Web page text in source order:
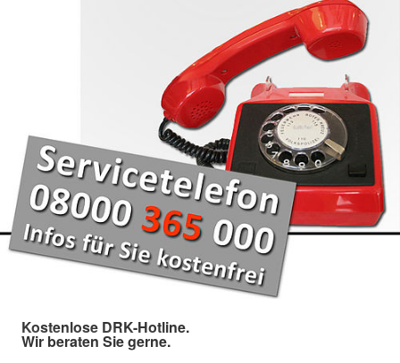
Kostenlose DRK-Hotline.
Wir beraten Sie gerne.